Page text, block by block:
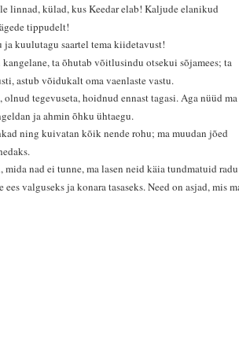
linnad, külad, kus Keedar elab! Kaljude elanikud
tippudelt!
ja kuulutagu saartel tema kiidetavust!
ta õhutab võitlusindu otsekui sõjamees; ta
astub võidukalt oma vaenlaste vastu.
tegevuseta, hoidnud ennast tagasi. Aga nüüd ma
ja ahmin õhku ühtaegu.
ning kuivatan kõik nende rohu; ma muudan jõed
nad ei tunne, ma lasen neid käia tundmatuid
valguseks ja konara tasaseks. Need on asjad, mis